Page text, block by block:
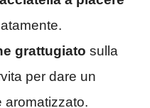
grattugiato sulla
per dare un
aromatizzato.